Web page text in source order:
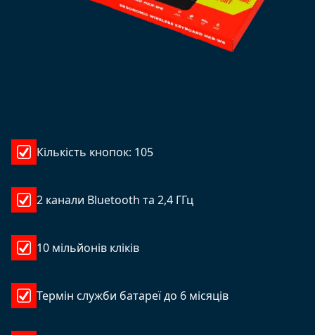
Кількість кнопок: 105
2 канали Bluetooth та 2,4 ГГц
10 мільйонів кліків
Термін служби батареї до 6 місяців